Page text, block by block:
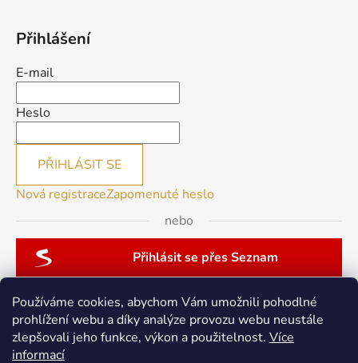
Používáme cookies, abychom Vám umožnili pohodlné
prohlížení webu a díky analýze provozu webu neustále
zlepšovali jeho funkce, výkon a použitelnost. Více
informací
Přihlášení
E-mail
Heslo
PŘIHLÁSIT SE
Nová registraceZapomenuté heslo
nebo
Přihlásit se přes Seznam
patchwork-aja.cz